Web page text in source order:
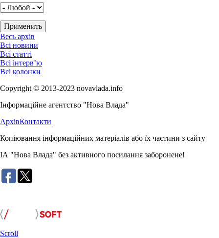
Весь архів
Всі новини
Всі статті
Всі інтерв’ю
Всі колонки
Copyright © 2013-2023 novavlada.info
Інформаційне агентство "Нова Влада"
АрхівКонтакти
Копіювання інформаційних матеріалів або їх частини з сайту
ІА "Нова Влада" без активного посилання заборонене!
Scroll